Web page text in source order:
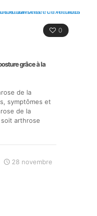
0
grâce à la
de la
symptômes et
de la
soit arthrose
28 novembre